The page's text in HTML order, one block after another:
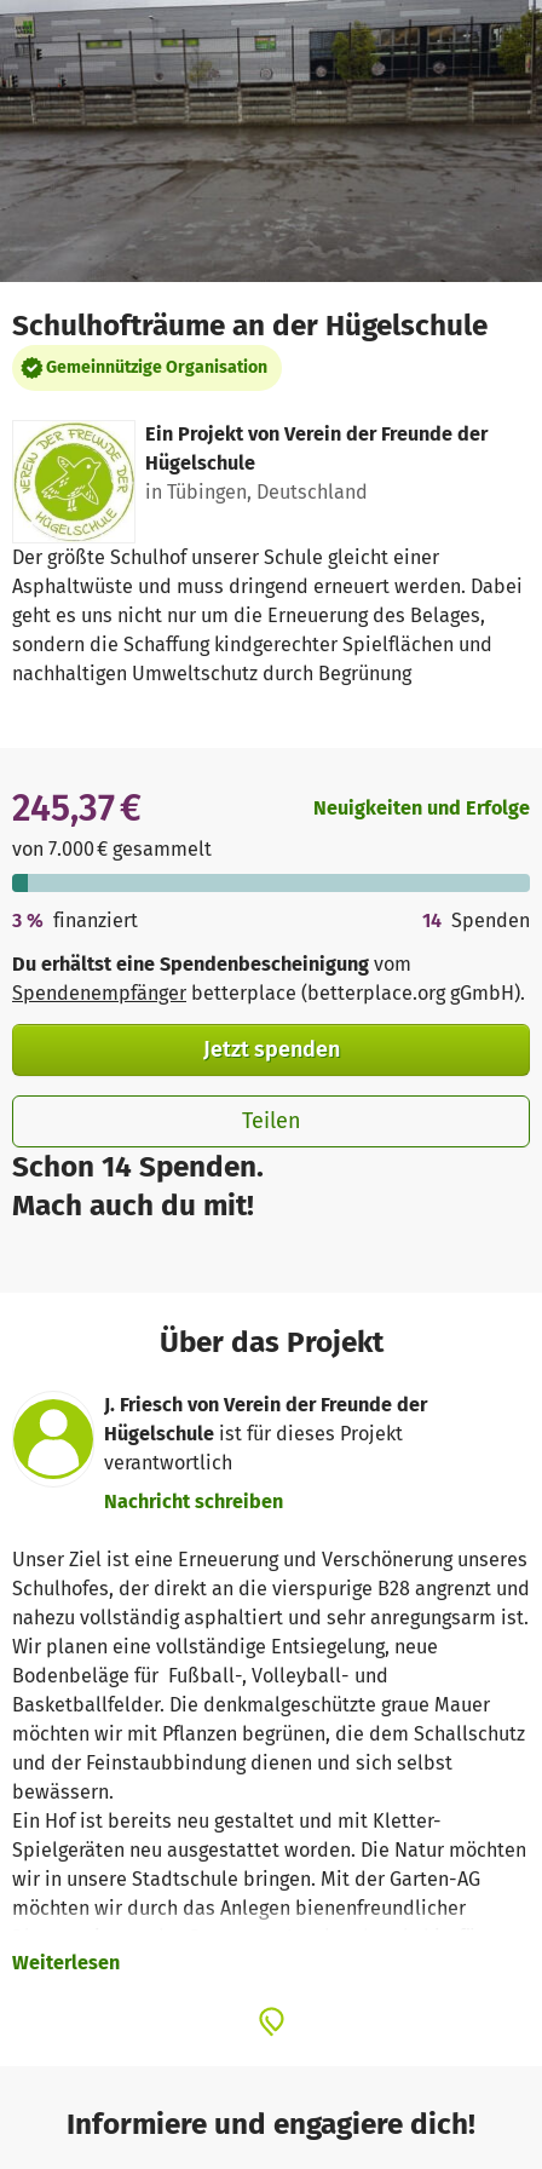
Zum Hauptinhalt springen
Erklärung zur Barrierefreiheit anzeigen
Schulhofträume an der Hügelschule
Gemeinnützige Organisation
Ein Projekt von Verein der Freunde der
Hügelschule
in Tübingen, Deutschland
Der größte Schulhof unserer Schule gleicht einer
Asphaltwüste und muss dringend erneuert werden. Dabei
geht es uns nicht nur um die Erneuerung des Belages,
sondern die Schaffung kindgerechter Spielflächen und
nachhaltigen Umweltschutz durch Begrünung
Schon 14 Spenden.
Mach auch du mit!
245,37 €
von 7.000 € gesammelt
Neuigkeiten und Erfolge
3 % finanziert 14 Spenden
Du erhältst eine Spendenbescheinigung vom
Spendenempfänger betterplace (betterplace.org gGmbH).
Jetzt spenden
Teilen
Über das Projekt
J. Friesch von Verein der Freunde der
Hügelschule ist für dieses Projekt
verantwortlich
Nachricht schreiben
Unser Ziel ist eine Erneuerung und Verschönerung unseres
Schulhofes, der direkt an die vierspurige B28 angrenzt und
nahezu vollständig asphaltiert und sehr anregungsarm ist.
Wir planen eine vollständige Entsiegelung, neue
Bodenbeläge für Fußball-, Volleyball- und
Basketballfelder. Die denkmalgeschützte graue Mauer
möchten wir mit Pflanzen begrünen, die dem Schallschutz
und der Feinstaubbindung dienen und sich selbst
bewässern.
Ein Hof ist bereits neu gestaltet und mit Kletter-
Spielgeräten neu ausgestattet worden. Die Natur möchten
wir in unsere Stadtschule bringen. Mit der Garten-AG
möchten wir durch das Anlegen bienenfreundlicher
erste Möglichkeiten schaffen. Das Anlegen von
Nahrungs- und Nistplatz für Vögel und Insekten, das
beim nächsten Schulhof die nächsten Schritte. Hierfür
wird dank Spendengeldern im Juni der 2. Hof vollständig
Weiterlesen
Informiere und engagiere dich!